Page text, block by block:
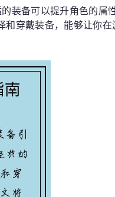
装备可以提升角色的属
穿戴装备，能够让你在